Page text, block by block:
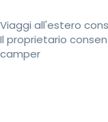
Viaggi all'estero
Il proprietario
camper